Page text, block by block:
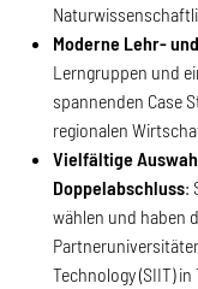
Moderne Lehr-
Lerngruppen und
spannenden Case
regionalen
Vielfältige
Doppelabschluss:
wählen und haben
Technology (SIIT)